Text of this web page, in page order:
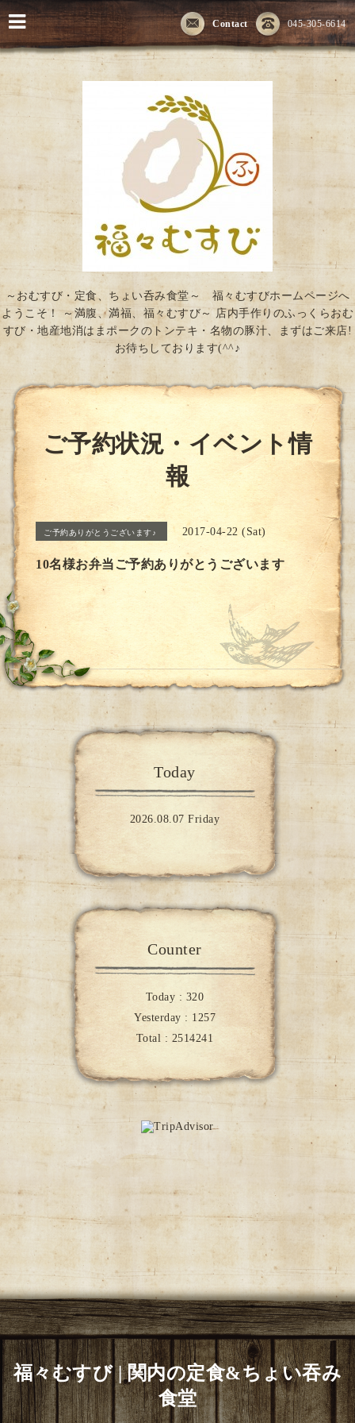
045-305-6614
Contact
～おむすび・定食、ちょい呑み食堂～ 福々むすびホームページへ
ようこそ！ ～満腹、満福、福々むすび～ 店内手作りのふっくらおむ
すび・地産地消はまポークのトンテキ・名物の豚汁、まずはご来店!
お待ちしております(^^♪
ご予約状況・イベント情
報
ご予約ありがとうございます♪ 2017-04-22 (Sat)
10名様お弁当ご予約ありがとうございます
Today
2026.08.07 Friday
Counter
Today : 320
Yesterday : 1257
Total : 2514241
福々むすび | 関内の定食&ちょい吞み
食堂